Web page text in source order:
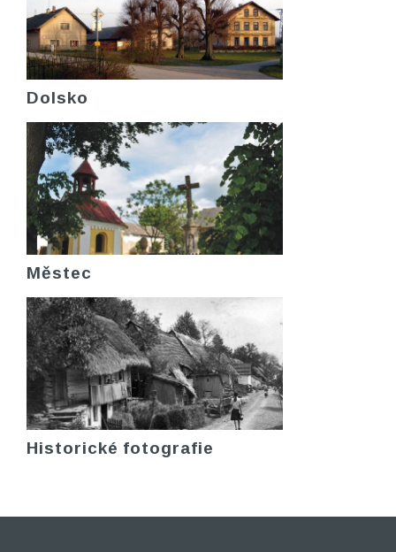
Dolsko
Městec
Historické fotografie